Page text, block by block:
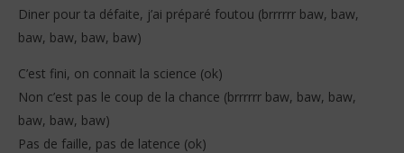
Diner pour ta défaite, j’ai préparé foutou (brrrrrr baw, baw,
baw, baw, baw, baw)
C’est fini, on connait la science (ok)
Non c’est pas le coup de la chance (brrrrrr baw, baw, baw,
baw, baw, baw)
Pas de faille, pas de latence (ok)